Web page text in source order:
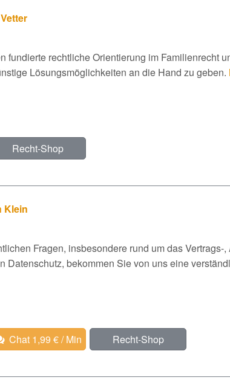
Recht-Shop
fundierte rechtliche Orientierung im Familienrecht
Lösungsmöglichkeiten an die Hand zu geben.
Klein
Chat 1,99 € / Min Recht-Shop
Fragen, insbesondere rund um das Vertrags-
Datenschutz, bekommen Sie von uns eine